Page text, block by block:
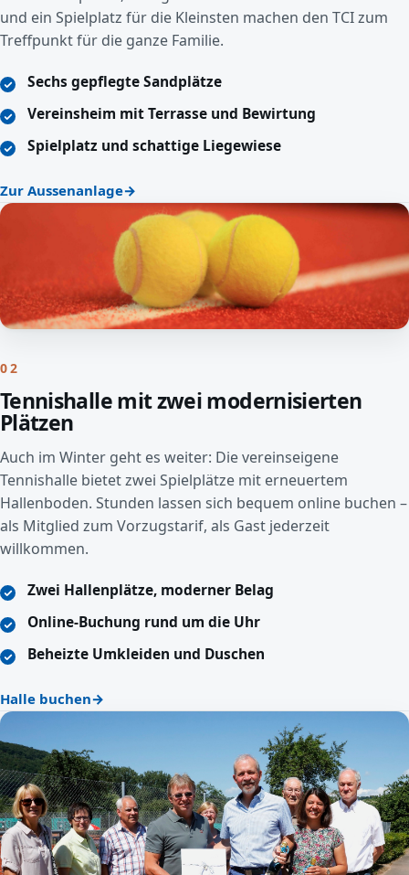
und ein Spielplatz für die Kleinsten machen den TCI zum
Treffpunkt für die ganze Familie.
Sechs gepflegte Sandplätze
Vereinsheim mit Terrasse und Bewirtung
Spielplatz und schattige Liegewiese
Zur Aussenanlage
02
Tennishalle mit zwei modernisierten
Plätzen
Auch im Winter geht es weiter: Die vereinseigene
Tennishalle bietet zwei Spielplätze mit erneuertem
Hallenboden. Stunden lassen sich bequem online buchen –
als Mitglied zum Vorzugstarif, als Gast jederzeit
willkommen.
Zwei Hallenplätze, moderner Belag
Online-Buchung rund um die Uhr
Beheizte Umkleiden und Duschen
Halle buchen